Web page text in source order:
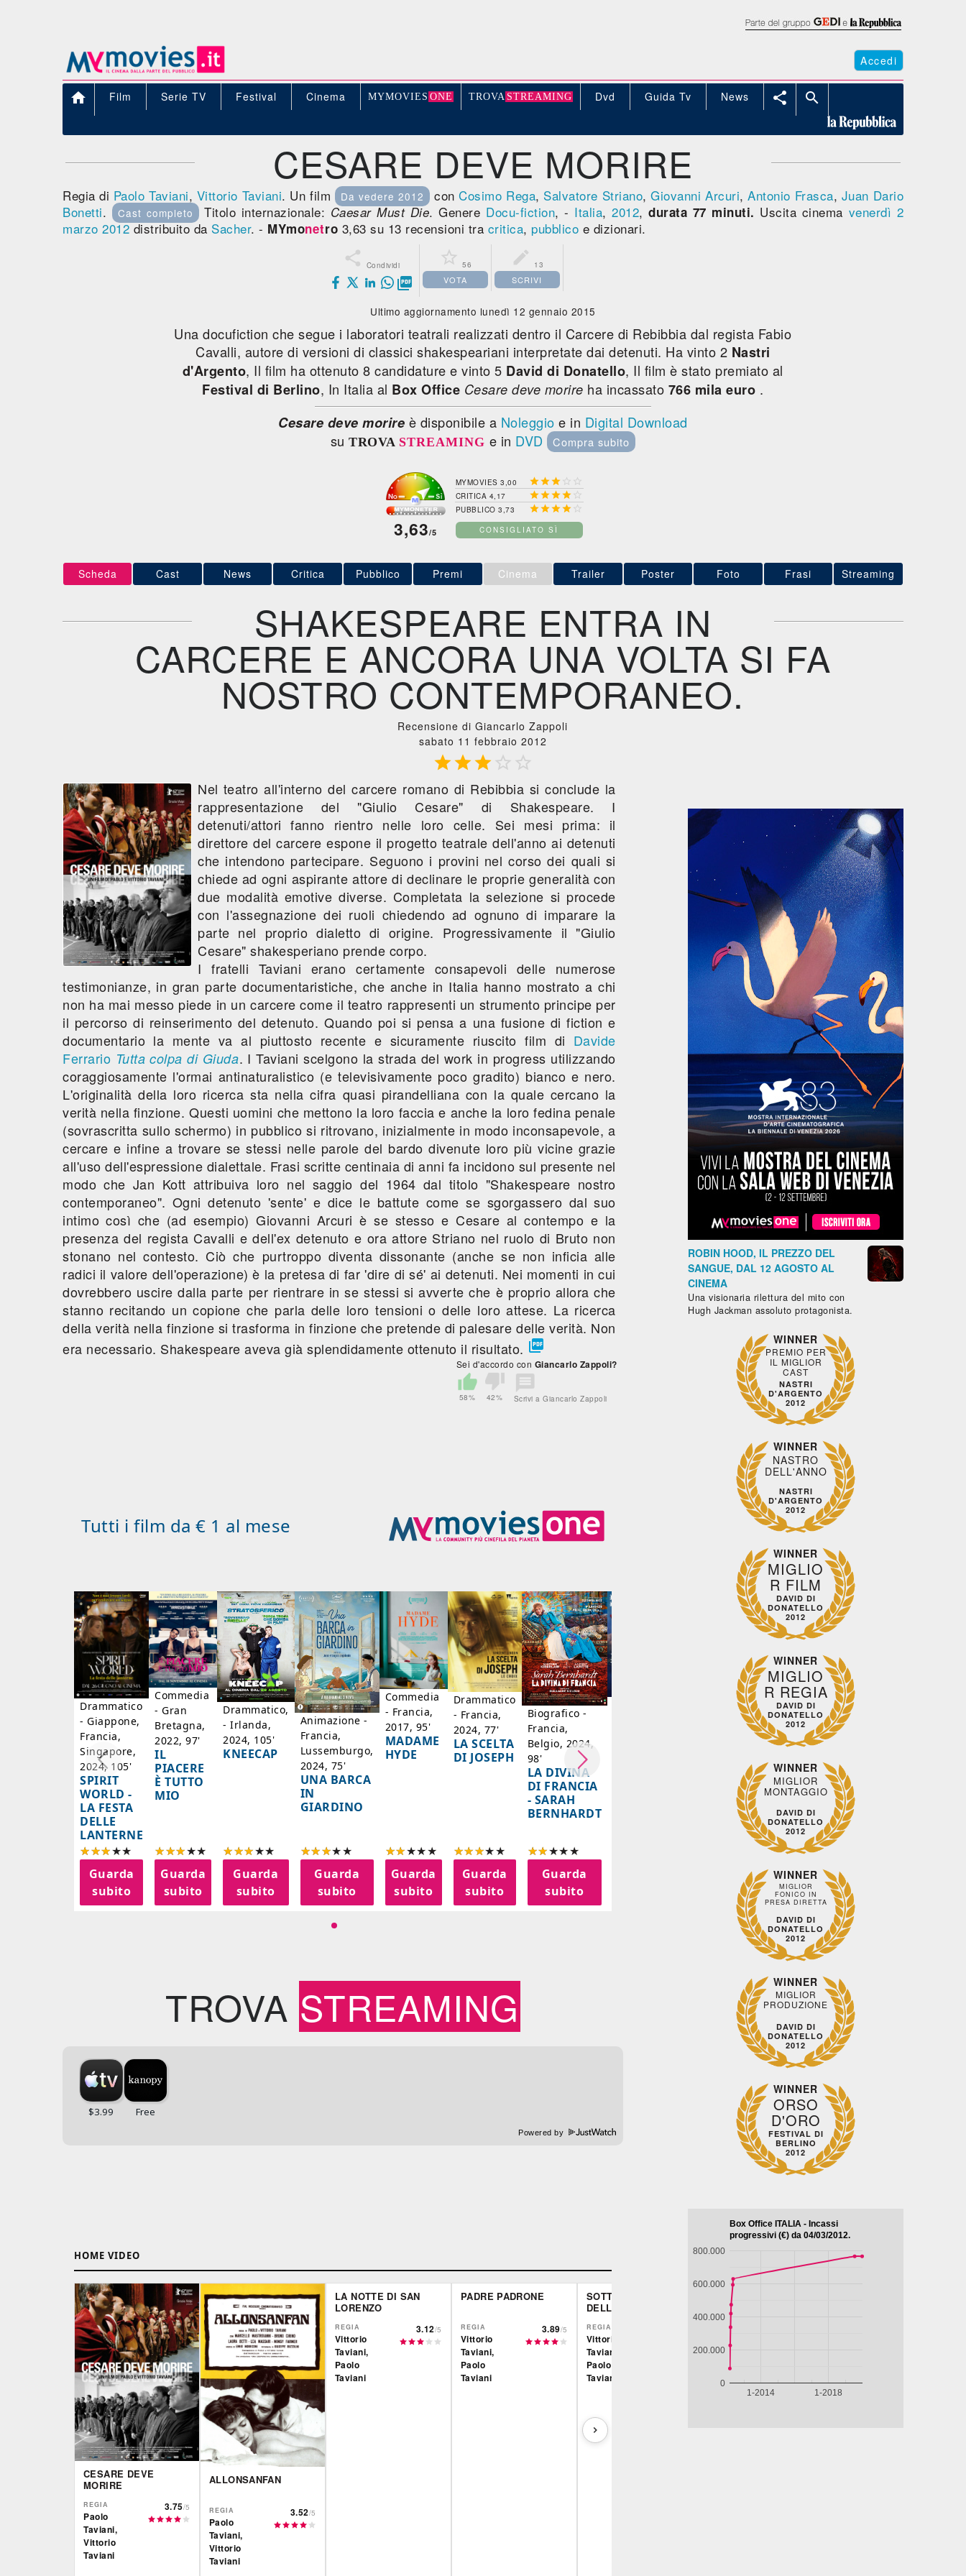
Accedi
 Film Serie TV Festival Cinema MYMOVIE S ONE TROVA STREAMING Dvd Guida Tv News  
CESARE DEVE MORIRE
Regia di Paolo Taviani, Vittorio Taviani. Un film Da vedere 2012 conCosimo Rega, Salvatore Striano,Giovanni Arcuri,Antonio Frasca, Juan Dario
Bonetti. Cast completo Titolo internazionale: Caesar Must Die. Genere Docu-fiction, - Italia,2012,durata 77 minuti. Uscita cinema venerdì 2
marzo 2012distribuito da Sacher. - MYmonetro 3,63 su 13 recensioni tra critica, pubblico e dizionari.
 Condividi

 56
VOTA
 13
SCRIVI
Ultimo aggiornamento lunedì 12 gennaio 2015
Una docufiction che segue i laboratori teatrali realizzati dentro il Carcere di Rebibbia dal regista Fabio
Cavalli, autore di versioni di classici shakespeariani interpretate dai detenuti. Ha vinto 2 Nastri
d'Argento, Il film ha ottenuto 8 candidature e vinto 5 David di Donatello, Il film è stato premiato al
Festival di Berlino, In Italia al Box Office Cesare deve morire ha incassato 766 mila euro .
Cesare deve morire è disponibile a Noleggio e in Digital Download
suTROVA STREAMING e in DVD Compra subito
3,63/5
MYMOVIES 3,00   
CRITICA 4,17  
PUBBLICO 3,73  
CONSIGLIATO SÌ
Scheda Cast News Critica Pubblico Premi Cinema Trailer Poster Foto Frasi Streaming
SHAKESPEARE ENTRA IN
CARCERE E ANCORA UNA VOLTA SI FA
NOSTRO CONTEMPORANEO.
Recensione di Giancarlo Zappoli
sabato 11 febbraio 2012
  
Nel teatro all'interno del carcere romano di Rebibbia si conclude la
rappresentazione del "Giulio Cesare" di Shakespeare. I
detenuti/attori fanno rientro nelle loro celle. Sei mesi prima: il
direttore del carcere espone il progetto teatrale dell'anno ai detenuti
che intendono partecipare. Seguono i provini nel corso dei quali si
chiede ad ogni aspirante attore di declinare le proprie generalità con
due modalità emotive diverse. Completata la selezione si procede
con l'assegnazione dei ruoli chiedendo ad ognuno di imparare la
parte nel proprio dialetto di origine. Progressivamente il "Giulio
Cesare" shakesperiano prende corpo.
I fratelli Taviani erano certamente consapevoli delle numerose
testimonianze, in gran parte documentaristiche, che anche in Italia hanno mostrato a chi
non ha mai messo piede in un carcere come il teatro rappresenti un strumento principe per
il percorso di reinserimento del detenuto. Quando poi si pensa a una fusione di fiction e
documentario la mente va al piuttosto recente e sicuramente riuscito film di Davide
Ferrario Tutta colpa di Giuda. I Taviani scelgono la strada del work in progress utilizzando
coraggiosamente l'ormai antinaturalistico (e televisivamente poco gradito) bianco e nero.
L'originalità della loro ricerca sta nella cifra quasi pirandelliana con la quale cercano la
verità nella finzione. Questi uomini che mettono la loro faccia e anche la loro fedina penale
(sovrascritta sullo schermo) in pubblico si ritrovano, inizialmente in modo inconsapevole, a
cercare e infine a trovare se stessi nelle parole del bardo divenute loro più vicine grazie
all'uso dell'espressione dialettale. Frasi scritte centinaia di anni fa incidono sul presente nel
modo che Jan Kott attribuiva loro nel saggio del 1964 dal titolo "Shakespeare nostro
contemporaneo". Ogni detenuto 'sente' e dice le battute come se sgorgassero dal suo
intimo così che (ad esempio) Giovanni Arcuri è se stesso e Cesare al contempo e la
presenza del regista Cavalli e dell'ex detenuto e ora attore Striano nel ruolo di Bruto non
stonano nel contesto. Ciò che purtroppo diventa dissonante (anche se non inficia alle
radici il valore dell'operazione) è la pretesa di far 'dire di sé' ai detenuti. Nei momenti in cui
dovrebbero uscire dalla parte per rientrare in se stessi si avverte che è proprio allora che
stanno recitando un copione che parla delle loro tensioni o delle loro attese. La ricerca
della verità nella finzione si trasforma in finzione che pretende di palesare delle verità. Non
era necessario. Shakespeare aveva già splendidamente ottenuto il risultato. 
Sei d'accordo con Giancarlo Zappoli?
58% 42% Scrivi a Giancarlo Zappoli
Tutti i film da € 1 al mese
Drammatico
- Giappone,
Francia,
Singapore,
2024, 105'
SPIRIT
WORLD -
LA FESTA
DELLE
LANTERNE
Guarda
subito
Commedia
- Gran
Bretagna,
2022, 97'
IL
PIACERE
È TUTTO
MIO
Guarda
subito
Drammatico,
- Irlanda,
2024, 105'
KNEECAP
Guarda
subito
Animazione -
Francia,
Lussemburgo,
2024, 75'
UNA BARCA
IN
GIARDINO
Guarda
subito
Commedia
- Francia,
2017, 95'
MADAME
HYDE
Guarda
subito
Drammatico
- Francia,
2024, 77'
LA SCELTA
DI JOSEPH
Guarda
subito
Biografico -
Francia,
Belgio, 2024,
98'
LA DIVINA
DI FRANCIA
- SARAH
BERNHARDT
Guarda
subito
Fantascienza,
Drammatico,
ETERNAL -
ODISSEA
subito
Commedia
- Francia,
2024, 101'
LA
GAZZA
LADRA
Guarda
subito
Drammatico
- Marocco,
2022, 122'
CAFTANO
BLU
subito
TROVA STREAMING
Powered by
HOME VIDEO
CESARE DEVE
MORIRE
REGIA
Paolo
Taviani,
Vittorio
Taviani
3.75/5
ALLONSANFAN
REGIA
Paolo
Taviani,
Vittorio
Taviani
3.52/5
LA NOTTE DI SAN
LORENZO
REGIA
Vittorio
Taviani,
Paolo
Taviani
3.12/5
PADRE PADRONE
REGIA
Vittorio
Taviani,
Paolo
Taviani
3.89/5
SOTTO IL SEGNO
DELLO SCORPIONE
REGIA
Vittorio
Taviani,
Paolo
Taviani
SOVVERSIVI
REGIA
Vittorio
Taviani,
Paolo
Taviani
ROBIN HOOD, IL PREZZO DEL
SANGUE, DAL 12 AGOSTO AL
CINEMA
Una visionaria rilettura del mito con
Hugh Jackman assoluto protagonista.
WINNER
PREMIO PER
IL MIGLIOR
CAST
NASTRI
D'ARGENTO
2012
WINNER
NASTRO
DELL'ANNO
NASTRI
D'ARGENTO
2012
WINNER
MIGLIO
R FILM
DAVID DI
DONATELLO
2012
WINNER
MIGLIO
R REGIA
DAVID DI
DONATELLO
2012
WINNER
MIGLIOR
MONTAGGIO
DAVID DI
DONATELLO
2012
WINNER
MIGLIOR
FONICO IN
PRESA DIRETTA
DAVID DI
DONATELLO
2012
WINNER
MIGLIOR
PRODUZIONE
DAVID DI
DONATELLO
2012
WINNER
ORSO
D'ORO
FESTIVAL DI
BERLINO
2012